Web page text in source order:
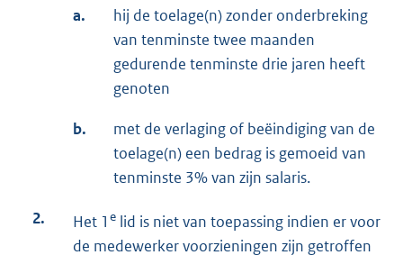
a.
hij de toelage(n) zonder onderbreking
van tenminste twee maanden
gedurende tenminste drie jaren heeft
genoten
b.
met de verlaging of beëindiging van de
toelage(n) een bedrag is gemoeid van
tenminste 3% van zijn salaris.
2. Het 1 e lid is niet van toepassing indien er voor
de medewerker voorzieningen zijn getroffen